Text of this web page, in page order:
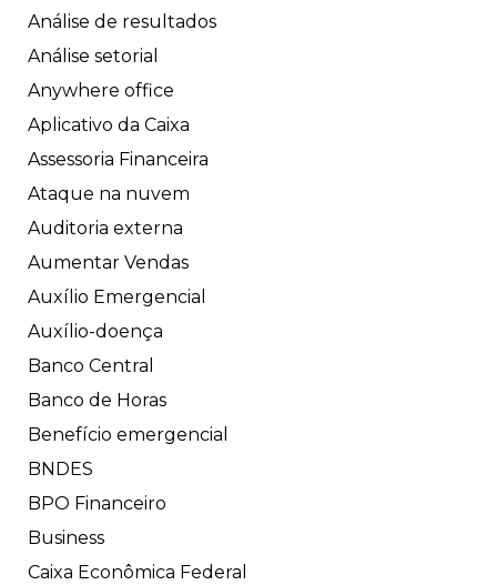
Análise de resultados
Análise setorial
Anywhere office
Aplicativo da Caixa
Assessoria Financeira
Ataque na nuvem
Auditoria externa
Aumentar Vendas
Auxílio Emergencial
Auxílio-doença
Banco Central
Banco de Horas
Benefício emergencial
BNDES
BPO Financeiro
Business
Caixa Econômica Federal